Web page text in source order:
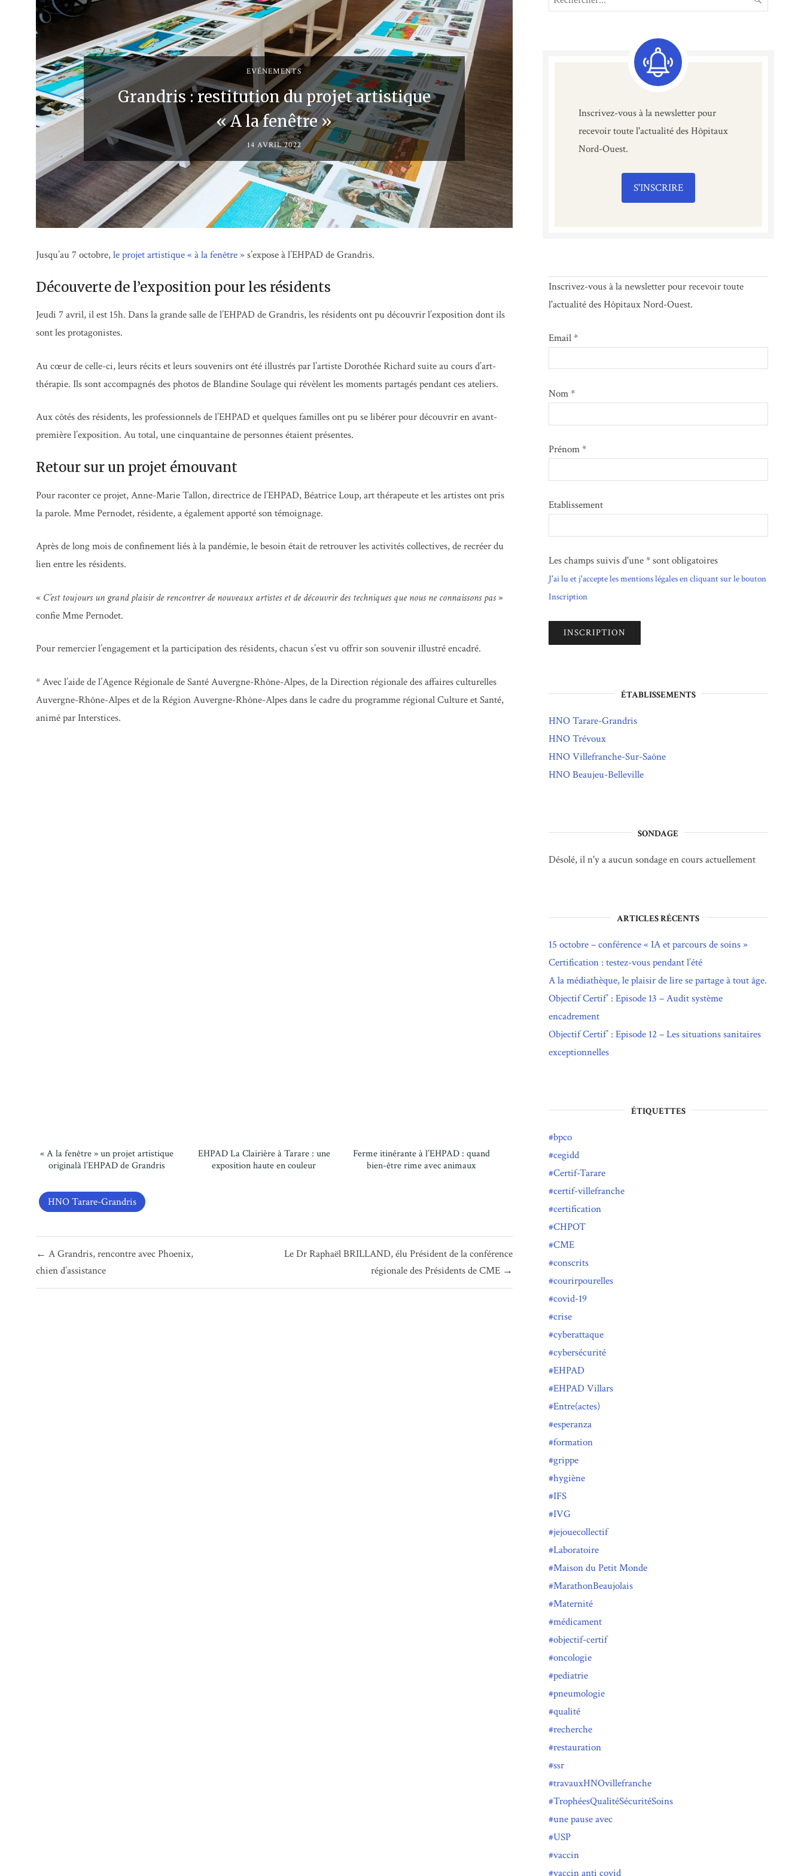
EVÉNEMENTS
Grandris : restitution du projet artistique
« A la fenêtre »
14 AVRIL 2022
Jusqu’au 7 octobre,le projet artistique « à la fenêtre »s’expose à l’EHPAD de Grandris.
Découverte de l’exposition pour les résidents
Jeudi 7 avril, il est 15h. Dans la grande salle de l’EHPAD de Grandris, les résidents ont pu découvrir l’exposition dont ils
sont les protagonistes.
Au cœur de celle-ci, leurs récits et leurs souvenirs ont été illustrés par l’artiste Dorothée Richard suite au cours d’art-
thérapie. Ils sont accompagnés des photos de Blandine Soulage qui révèlent les moments partagés pendant ces ateliers.
Aux côtés des résidents, les professionnels de l’EHPAD et quelques familles ont pu se libérer pour découvrir en avant-
première l’exposition. Au total, une cinquantaine de personnes étaient présentes.
Retour sur un projet émouvant
Pour raconter ce projet, Anne-Marie Tallon, directrice de l’EHPAD, Béatrice Loup, art thérapeute et les artistes ont pris
la parole. Mme Pernodet, résidente, a également apporté son témoignage.
Après de long mois de confinement liés à la pandémie, le besoin était de retrouver les activités collectives, de recréer du
lien entre les résidents.
« C’est toujours un grand plaisir de rencontrer de nouveaux artistes et de découvrir des techniques que nous ne connaissons pas»
confie Mme Pernodet.
Pour remercier l’engagement et la participation des résidents, chacun s’est vu offrir son souvenir illustré encadré.
* Avec l’aide de l’Agence Régionale de Santé Auvergne-Rhône-Alpes, de la Direction régionale des affaires culturelles
Auvergne-Rhône-Alpes et de la Région Auvergne-Rhône-Alpes dans le cadre du programme régional Culture et Santé,
animé par Interstices.
« A la fenêtre » un projet artistique
originalà l’EHPAD de Grandris
EHPAD La Clairière à Tarare : une
exposition haute en couleur
Ferme itinérante à l’EHPAD : quand
bien-être rime avec animaux
HNO Tarare-Grandris
de
l’article
← A Grandris, rencontre avec Phoenix,
chien d’assistance
Le Dr Raphaël BRILLAND, élu Président de la conférence
régionale des Présidents de CME →
for:
Inscrivez-vous à la newsletter pour
recevoir toute l'actualité des Hôpitaux
Nord-Ouest.
S'INSCRIRE
Inscrivez-vous à la newsletter pour recevoir toute
l'actualité des Hôpitaux Nord-Ouest.
Email *
Nom *
Prénom *
Etablissement
Les champs suivis d'une * sont obligatoires
J'ai lu et j'accepte les mentions légales en cliquant sur le bouton
Inscription
ÉTABLISSEMENTS
HNO Tarare-Grandris
HNO Trévoux
HNO Villefranche-Sur-Saône
HNO Beaujeu-Belleville
SONDAGE
Désolé, il n'y a aucun sondage en cours actuellement
ARTICLES RÉCENTS
15 octobre – conférence « IA et parcours de soins »
Certification : testez-vous pendant l’été
A la médiathèque, le plaisir de lire se partage à tout âge.
Objectif Certif’ : Episode 13 – Audit système
encadrement
Objectif Certif’ : Episode 12 – Les situations sanitaires
exceptionnelles
ÉTIQUETTES
bpco
cegidd
Certif-Tarare
certif-villefranche
certification
CHPOT
CME
conscrits
courirpourelles
covid-19
crise
cyberattaque
cybersécurité
EHPAD
EHPAD Villars
Entre(actes)
esperanza
formation
grippe
hygiène
IFS
IVG
jejouecollectif
Laboratoire
Maison du Petit Monde
MarathonBeaujolais
Maternité
médicament
objectif-certif
oncologie
pediatrie
pneumologie
qualité
recherche
restauration
ssr
travauxHNOvillefranche
TrophéesQualitéSécuritéSoins
une pause avec
USP
vaccin
vaccin anti covid